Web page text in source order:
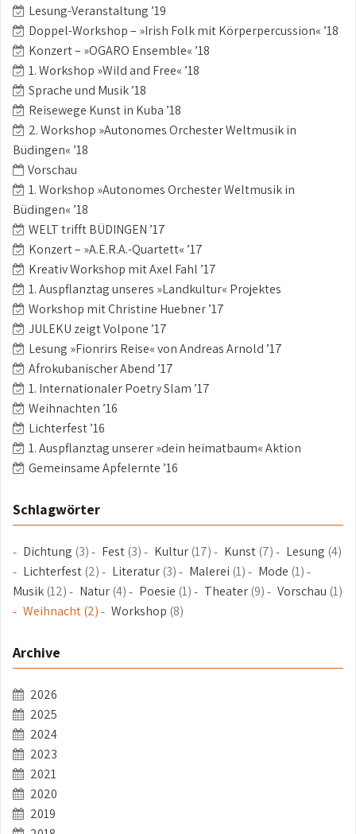
Lesung-Veranstaltung ’19
Doppel-Workshop – »Irish Folk mit Körperpercussion« ’18
Konzert – »OGARO Ensemble« ’18
1. Workshop »Wild and Free« ’18
Sprache und Musik ’18
Reisewege Kunst in Kuba ’18
2. Workshop »Autonomes Orchester Weltmusik in
Büdingen« ’18
Vorschau
1. Workshop »Autonomes Orchester Weltmusik in
Büdingen« ’18
WELT trifft BÜDINGEN ’17
Konzert – »A.E.R.A.-Quartett« ’17
Kreativ Workshop mit Axel Fahl ’17
1. Auspflanztag unseres »Landkultur« Projektes
Workshop mit Christine Huebner ’17
JULEKU zeigt Volpone ’17
Lesung »Fionrirs Reise« von Andreas Arnold ’17
Afrokubanischer Abend ’17
1. Internationaler Poetry Slam ’17
Weihnachten ’16
Lichterfest ’16
1. Auspflanztag unserer »dein heimatbaum« Aktion
Gemeinsame Apfelernte ’16
Schlagwörter
Dichtung (3) Fest(3) Kultur(17) Kunst(7) Lesung (4)
Lichterfest(2) Literatur(3) Malerei (1) Mode (1)
Musik(12) Natur(4) Poesie (1) Theater(9) Vorschau (1)
Weihnacht(2) Workshop (8)
Archive
2026
2025
2024
2023
2021
2020
2019